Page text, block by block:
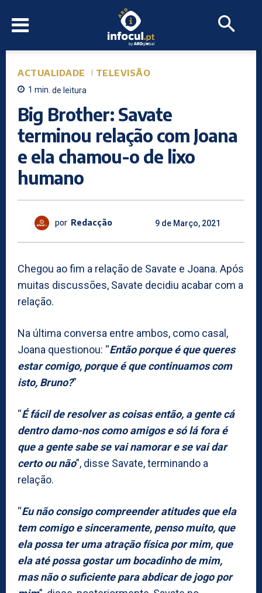
ACTUALIDADE TELEVISÃO
1 min. de leitura
Big Brother: Savate
terminou relação com Joana
e ela chamou-o de lixo
humano
por Redacção 9 de Março, 2021
Chegou ao fim a relação de Savate e Joana. Após
muitas discussões, Savate decidiu acabar com a
relação.
Na última conversa entre ambos, como casal,
Joana questionou: “Então porque é que queres
estar comigo, porque é que continuamos com
isto, Bruno?”
“É fácil de resolver as coisas então, a gente cá
dentro damo-nos como amigos e só lá fora é
que a gente sabe se vai namorar e se vai dar
certo ou não”, disse Savate, terminando a
relação.
“Eu não consigo compreender atitudes que ela
tem comigo e sinceramente, penso muito, que
ela possa ter uma atração física por mim, que
ela até possa gostar um bocadinho de mim,
mas não o suficiente para abdicar de jogo por